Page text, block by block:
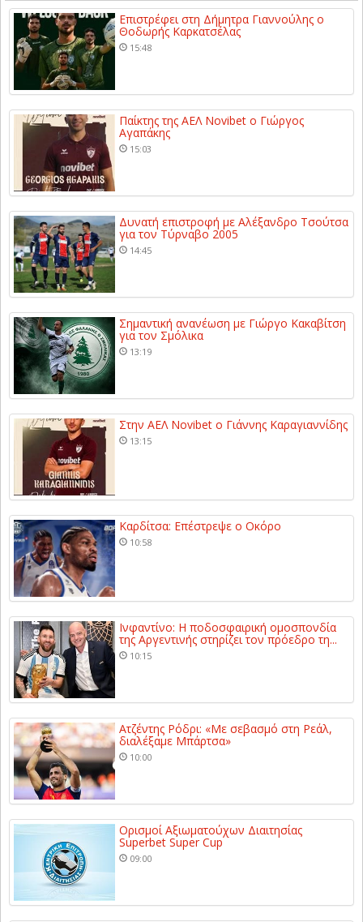
Επιστρέφει στη Δήμητρα Γιαννούλης ο
Θοδωρής Καρκατσέλας
15:48
Παίκτης της ΑΕΛ Novibet ο Γιώργος
Αγαπάκης
15:03
Δυνατή επιστροφή με Αλέξανδρο Τσούτσα
για τον Τύρναβο 2005
14:45
Σημαντική ανανέωση με Γιώργο Κακαβίτση
για τον Σμόλικα
13:19
Στην ΑΕΛ Novibet ο Γιάννης Καραγιαννίδης
13:15
Καρδίτσα: Επέστρεψε ο Οκόρο
10:58
Ινφαντίνο: Η ποδοσφαιρική ομοσπονδία
της Αργεντινής στηρίζει τον πρόεδρο τη...
10:15
Ατζέντης Ρόδρι: «Με σεβασμό στη Ρεάλ,
διαλέξαμε Μπάρτσα»
10:00
Ορισμοί Αξιωματούχων Διαιτησίας
Superbet Super Cup
09:00